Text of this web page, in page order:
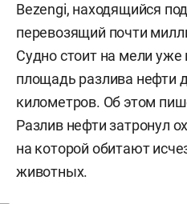
Bezengi, находящийся
перевозящий почти
Судно стоит на мели уже
площадь разлива нефти
километров. Об этом
Разлив нефти затронул
на которой обитают
животных.